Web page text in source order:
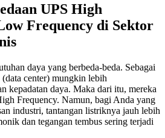
UPS High
Frequency di Sektor
daya yang berbeda-beda. Sebagai
(data center) mungkin lebih
kepadatan daya. Maka dari itu, mereka
Frequency. Namun, bagi Anda yang
industri, tantangan listriknya jauh lebih
dan tegangan tembus sering terjadi